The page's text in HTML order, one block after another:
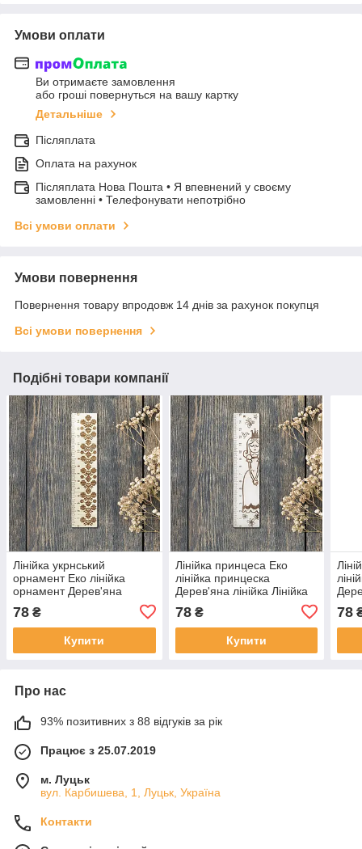
Умови оплати
Ви отримаєте замовлення
або гроші повернуться на вашу картку
Детальніше
Післяплата
Оплата на рахунок
Післяплата Нова Пошта • Я впевнений у своєму
замовленні • Телефонувати непотрібно
Всі умови оплати
Умови повернення
Повернення товару впродовж 14 днів за рахунок покупця
Всі умови повернення
Подібні товари компанії
Лінійка укрнський
орнамент Еко лінійка
орнамент Дерев'яна
лінійка Лінійка для школи
15 см Матеріал фанера
78 ₴
Купити
Лінійка принцеса Еко
лінійка принцеска
Дерев'яна лінійка Лінійка
для школи 15 см Матеріал
фанера
78₴
Купити
78
Про нас
93% позитивних з 88 відгуків за рік
Працює з 25.07.2019
м. Луцьк
вул. Карбишева, 1, Луцьк, Україна
Контакти